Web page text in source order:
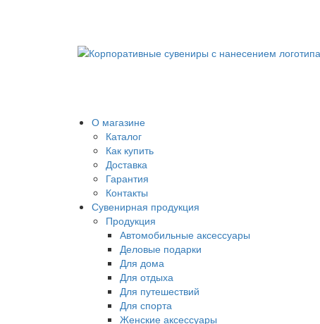
О магазине
Каталог
Как купить
Доставка
Гарантия
Контакты
Сувенирная продукция
Продукция
Автомобильные аксессуары
Деловые подарки
Для дома
Для отдыха
Для путешествий
Для спорта
Женские аксессуары